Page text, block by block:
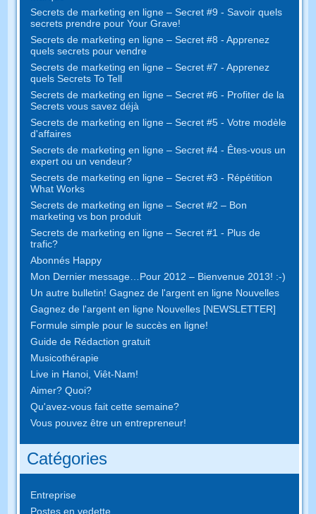
Secrets de marketing en ligne – Secret #9 - Savoir quels
secrets prendre pour Your Grave!
Secrets de marketing en ligne – Secret #8 - Apprenez
quels secrets pour vendre
Secrets de marketing en ligne – Secret #7 - Apprenez
quels Secrets To Tell
Secrets de marketing en ligne – Secret #6 - Profiter de la
Secrets vous savez déjà
Secrets de marketing en ligne – Secret #5 - Votre modèle
d'affaires
Secrets de marketing en ligne – Secret #4 - Êtes-vous un
expert ou un vendeur?
Secrets de marketing en ligne – Secret #3 - Répétition
What Works
Secrets de marketing en ligne – Secret #2 – Bon
marketing vs bon produit
Secrets de marketing en ligne – Secret #1 - Plus de
trafic?
Abonnés Happy
Mon Dernier message…Pour 2012 – Bienvenue 2013! :-)
Un autre bulletin! Gagnez de l'argent en ligne Nouvelles
Gagnez de l'argent en ligne Nouvelles [NEWSLETTER]
Formule simple pour le succès en ligne!
Guide de Rédaction gratuit
Musicothérapie
Live in Hanoi, Viêt-Nam!
Aimer? Quoi?
Qu'avez-vous fait cette semaine?
Vous pouvez être un entrepreneur!
Catégories
Entreprise
Postes en vedette